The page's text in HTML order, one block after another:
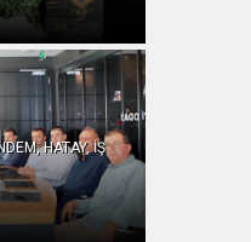
HATAY, İŞ